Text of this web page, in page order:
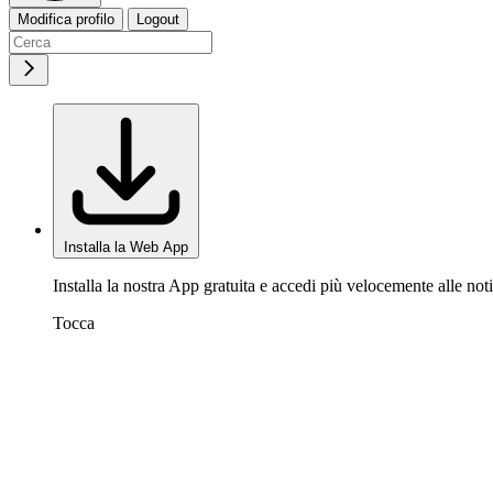
Modifica profilo Logout
Installa la Web App
Installa la nostra App gratuita e accedi più velocemente alle
Tocca